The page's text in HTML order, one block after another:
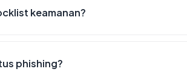
keamanan?
phishing?